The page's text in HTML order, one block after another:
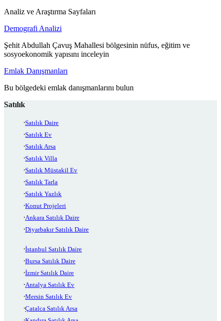
Analiz ve Araştırma Sayfaları
Demografi Analizi
Şehit Abdullah Çavuş Mahallesi bölgesinin nüfus, eğitim ve
sosyoekonomik yapısını inceleyin
Emlak Danışmanları
Bu bölgedeki emlak danışmanlarını bulun
Satılık
Satılık Daire
Satılık Ev
Satılık Arsa
Satılık Villa
Satılık Müstakil Ev
Satılık Tarla
Satılık Yazlık
Konut Projeleri
Ankara Satılık Daire
Diyarbakır Satılık Daire
İstanbul Satılık Daire
Bursa Satılık Daire
İzmir Satılık Daire
Antalya Satılık Ev
Mersin Satılık Ev
Çatalca Satılık Arsa